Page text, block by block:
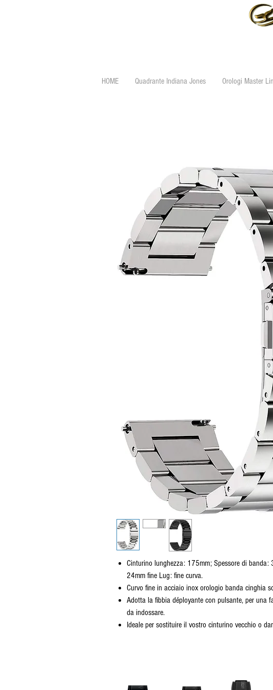
HOME Quadrante Indiana Jones Orologi Master
Cinturino lunghezza: 175mm; Spessore di banda:
24mm fine Lug: fine curva.
Curvo fine in acciaio inox orologio banda cinghia
Adotta la fibbia déployante con pulsante, per una
da indossare.
Ideale per sostituire il vostro cinturino vecchio o